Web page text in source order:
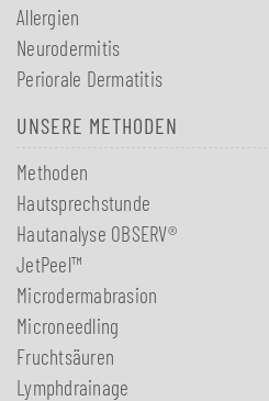
Allergien
Neurodermitis
Periorale Dermatitis
UNSERE METHODEN
Methoden
Hautsprechstunde
Hautanalyse OBSERV®
JetPeel™
Microdermabrasion
Microneedling
Fruchtsäuren
Lymphdrainage